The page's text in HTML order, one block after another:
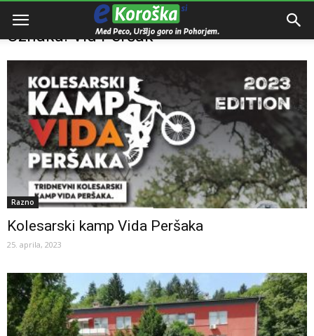
Domov Vid Peršak
Oznaka: Vid Peršak
Razno
Kolesarski kamp Vida Peršaka
25. aprila, 2023